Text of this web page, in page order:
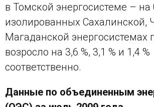
в Томской энергосистеме – на
изолированных Сахалинской,
Магаданской энергосистемах
возросло на 3,6 %, 3,1 % и 1,4 %
соответственно.
Данные по объединенным